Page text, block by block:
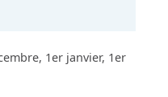
1er janvier, 1er